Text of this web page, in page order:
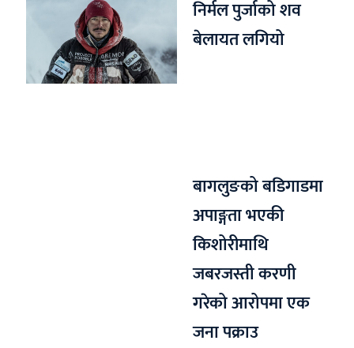
निर्मल पुर्जाको शव
बेलायत लगियो
बागलुङको बडिगाडमा
अपाङ्गता भएकी
किशोरीमाथि
जबरजस्ती करणी
गरेको आरोपमा एक
जना पक्राउ